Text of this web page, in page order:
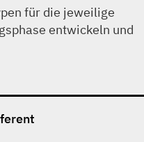
für die jeweilige
entwickeln und